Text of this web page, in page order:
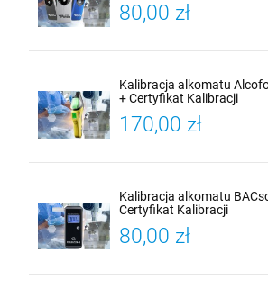
80,00 zł
Kalibracja alkomatu
+ Certyfikat Kalibracji
170,00 zł
Kalibracja alkomatu
Certyfikat Kalibracji
80,00 zł